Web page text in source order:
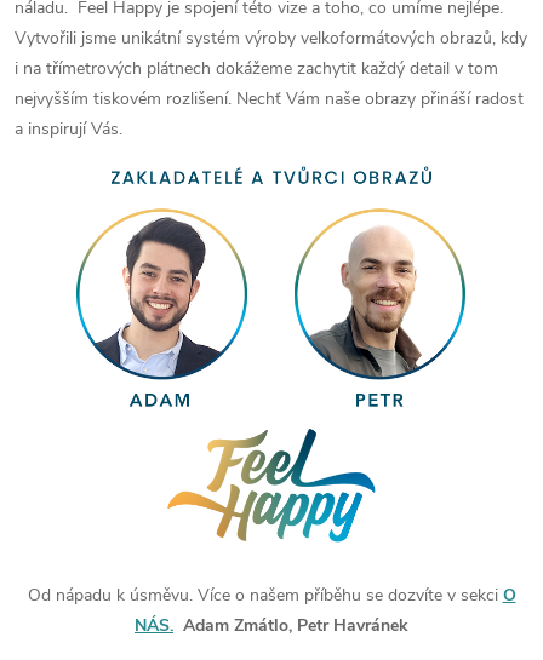
náladu. Feel Happy je spojení této vize a toho, co umíme nejlépe.
Vytvořili jsme unikátní systém výroby velkoformátových obrazů, kdy
i na třímetrových plátnech dokážeme zachytit každý detail v tom
nejvyšším tiskovém rozlišení. Nechť Vám naše obrazy přináší radost
a inspirují Vás.
Od nápadu k úsměvu. Více o našem příběhu se dozvíte v sekci O
NÁS. Adam Zmátlo, Petr Havránek